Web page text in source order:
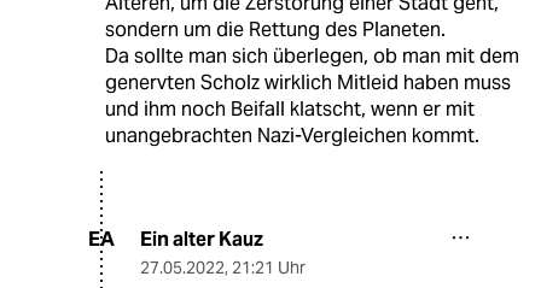
sondern um die Rettung des Planeten.
Da sollte man sich überlegen, ob man mit dem
genervten Scholz wirklich Mitleid haben muss
und ihm noch Beifall klatscht, wenn er mit
unangebrachten Nazi-Vergleichen kommt.
EA Ein alter Kauz
27.05.2022, 21:21 Uhr